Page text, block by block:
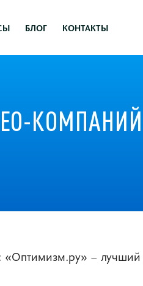
БЛОГ КОНТАКТЫ
«Оптимизм.ру» –